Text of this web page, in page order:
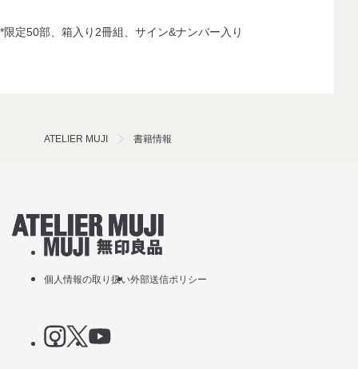
*限定50部、箱入り2冊組、サイン&ナンバー入り
ATELIER MUJI 書籍情報
無印良品
個人情報の取り扱い外部送信ポリシー
Instagram
X YouTube